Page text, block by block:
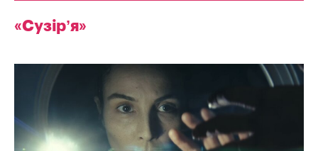
«Сузір’я»